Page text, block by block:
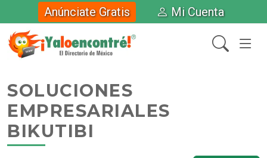
Anúnciate Gratis Mi Cuenta
SOLUCIONES
EMPRESARIALES
BIKUTIBI